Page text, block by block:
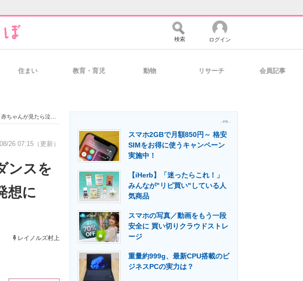
経営リーダーのコミュニティ マーケ×ITの今がよく分かる
製造業のIT導入・活用を支援
エネルギーの専門メディア 建設×テクノロジーの最前線
検索 ログイン
住まい 教育・育児 動物 リサーチ 会員記事
んが見たら泣く」
26 07:15（更新）
ンスを
想に
レイノルズ村上
- PR -
スマホ2GBで月額850円～ 格安
SIMをお得に使うキャンペーン
実施中！
【iHerb】「迷ったらこれ！」
みんなが"リピ買い"している人
気商品
スマホの写真／動画をもう一段
安全に 買い切りクラウドストレ
ージ
重量約999g、最新CPU搭載のビ
ジネスPCの実力は？